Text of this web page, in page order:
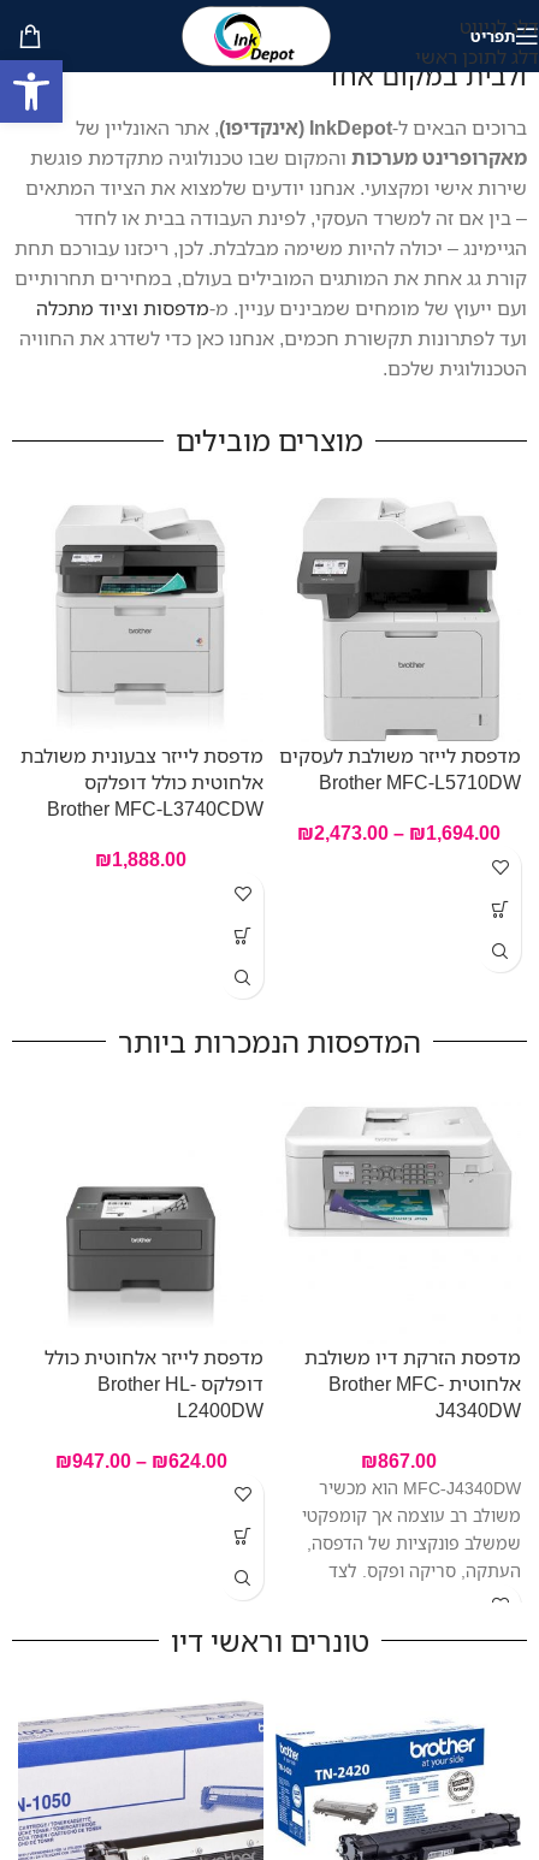
דלג לניווט
דלג לתוכן ראשי
תפריט אינקדיפו | InkDepot – כל הפתרונות למשרד
ולבית במקום אחד
ברוכים הבאים ל-InkDepot (אינקדיפו)
, אתר האונליין של
מאקרופרינט מערכות והמקום שבו טכנולוגיה מתקדמת פוגשת
שירות אישי ומקצועי. אנחנו יודעים שלמצוא את הציוד המתאים
– בין אם זה למשרד העסקי, לפינת העבודה בבית או לחדר
הגיימינג – יכולה להיות משימה מבלבלת. לכן, ריכזנו עבורכם תחת
קורת גג אחת את המותגים המובילים בעולם, במחירים תחרותיים
ועם ייעוץ של מומחים שמבינים עניין. מ-מדפסות וציוד מתכלה
ועד לפתרונות תקשורת חכמים, אנחנו כאן כדי לשדרג את החוויה
הטכנולוגית שלכם.
מוצרים מובילים
מדפסת לייזר משולבת לעסקים
Brother MFC-L5710DW
₪1,694.00
–
₪2,473.00
מדפסת לייזר צבעונית משולבת
אלחוטית כולל דופלקס
Brother MFC-L3740CDW
₪1,888.00
המדפסות הנמכרות ביותר
מדפסת הזרקת דיו משולבת
אלחוטית Brother MFC-
J4340DW
₪867.00
‎MFC-J4340DW הוא מכשיר
משולב רב עוצמה אך קומפקטי
שמשלב פונקציות של הדפסה,
העתקה, סריקה ופקס. לצד
הפונקציות המקצועיות הרבות,
מגוונות. מזין המסמכים האוטומטי
למחסניות הדיו הגדולות שכלולות
באריזה עם קיבולת הדפסה עד
3,000 דפים בשחור ו–1,500 דפים
בצבע, תוכלו להדפיס יותר עם
פחות הפרעות. ה-MFC-
מדפסת לייזר אלחוטית כולל
דופלקס Brother HL-
L2400DW
₪624.00
–
₪947.00
טונרים וראשי דיו
פתח